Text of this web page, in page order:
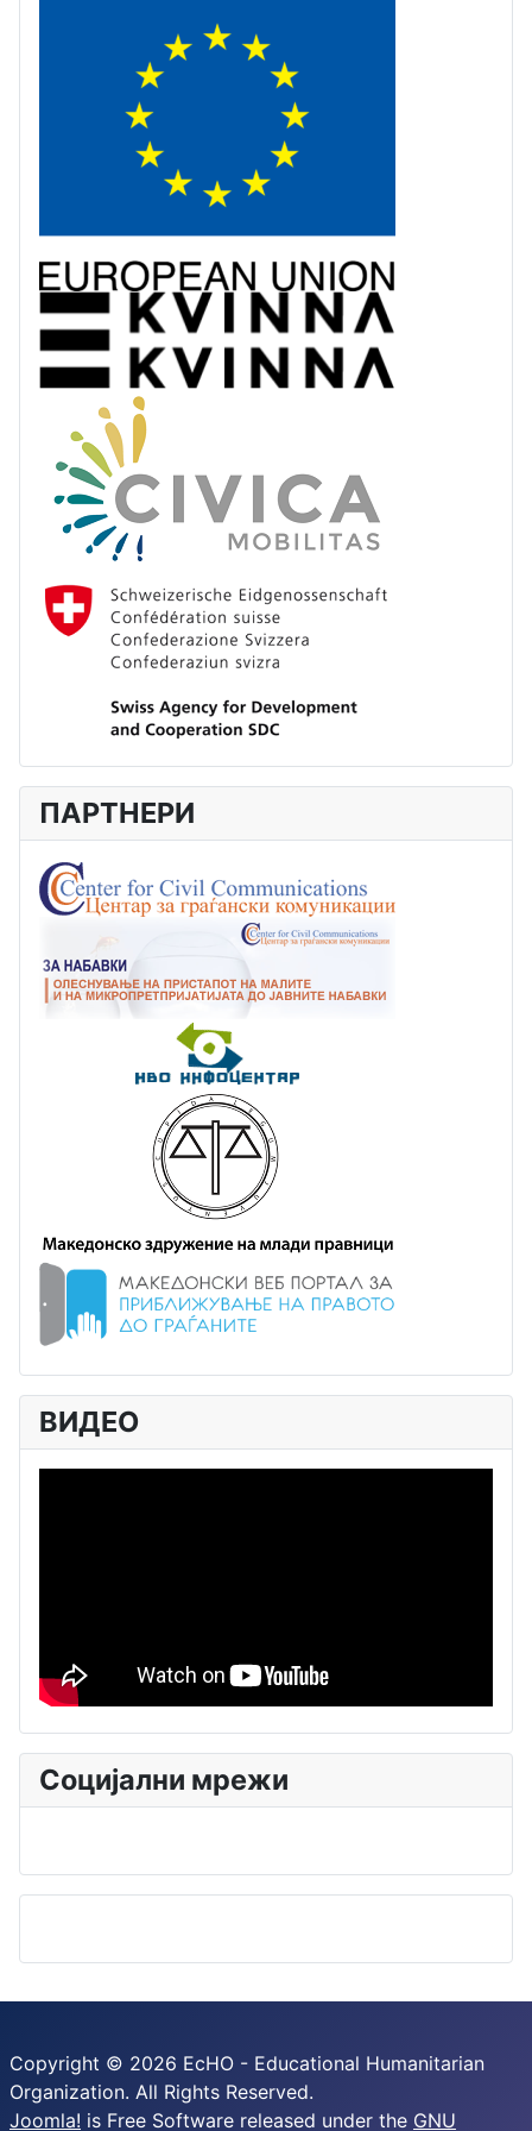
ПАРТНЕРИ
ВИДЕО
Социјални мрежи
Copyright © 2026 EcHO - Educational Humanitarian
Organization. All Rights Reserved.
Joomla! is Free Software released under the GNU